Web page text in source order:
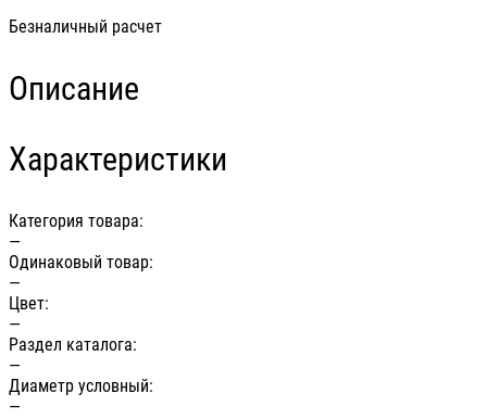
Безналичный расчет
Описание
Характеристики
Категория товара:
—
Одинаковый товар:
—
Цвет:
—
Раздел каталога:
—
Диаметр условный:
—